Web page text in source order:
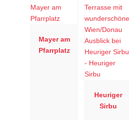
Mayer am
Pfarrplatz
Heuriger
Sirbu